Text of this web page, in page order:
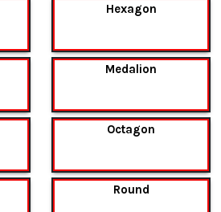
Hexagon
Medalion
Octagon
Round